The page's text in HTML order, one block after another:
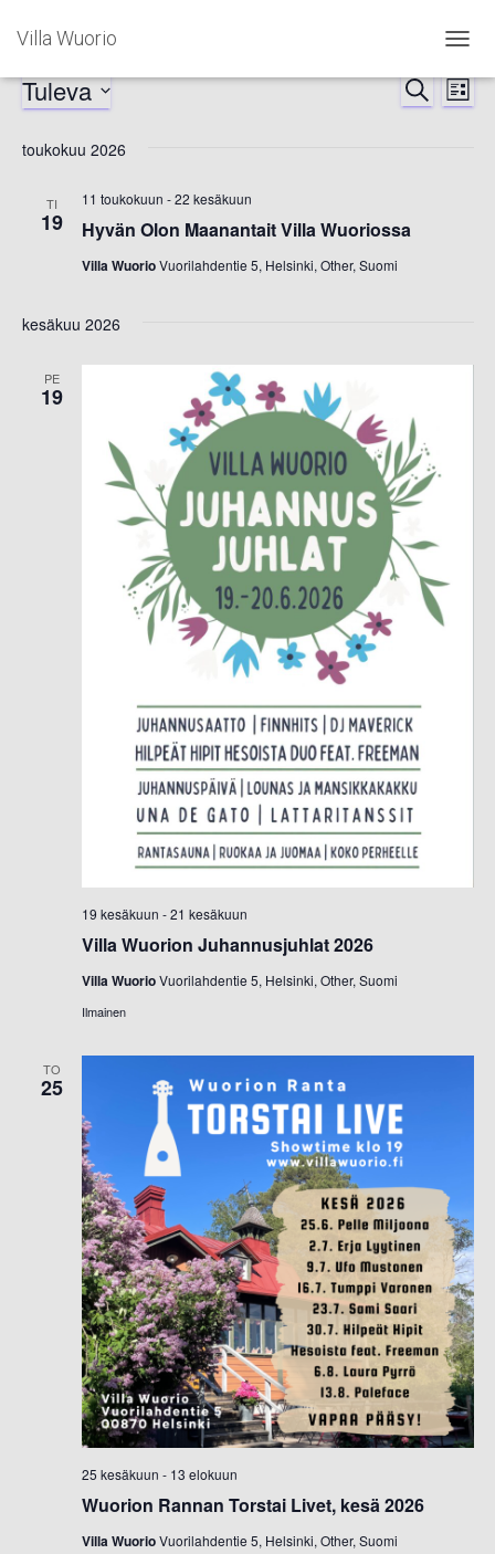
Villa Wuorio
Tapahtumat ETSI
LISTA
Tuleva
päivä.
toukokuu 2026
TI
19 Hyvän Olon Maanantait Villa Wuoriossa
11 toukokuun -22 kesäkuun
Villa WuorioVuorilahdentie 5, Helsinki, Other, Suomi
kesäkuu 2026
PE
19
Villa Wuorion Juhannusjuhlat 2026
19 kesäkuun -21 kesäkuun
Villa WuorioVuorilahdentie 5, Helsinki, Other, Suomi
Ilmainen
TO
25
Wuorion Rannan Torstai Livet, kesä 2026
25 kesäkuun - 13 elokuun
Villa WuorioVuorilahdentie 5, Helsinki, Other, Suomi